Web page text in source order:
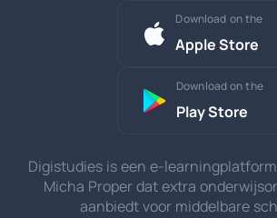
Download on the
Apple Store
Download on the
Play Store
Digistudies is een e-
Micha Proper dat extra
aanbiedt voor middelbare